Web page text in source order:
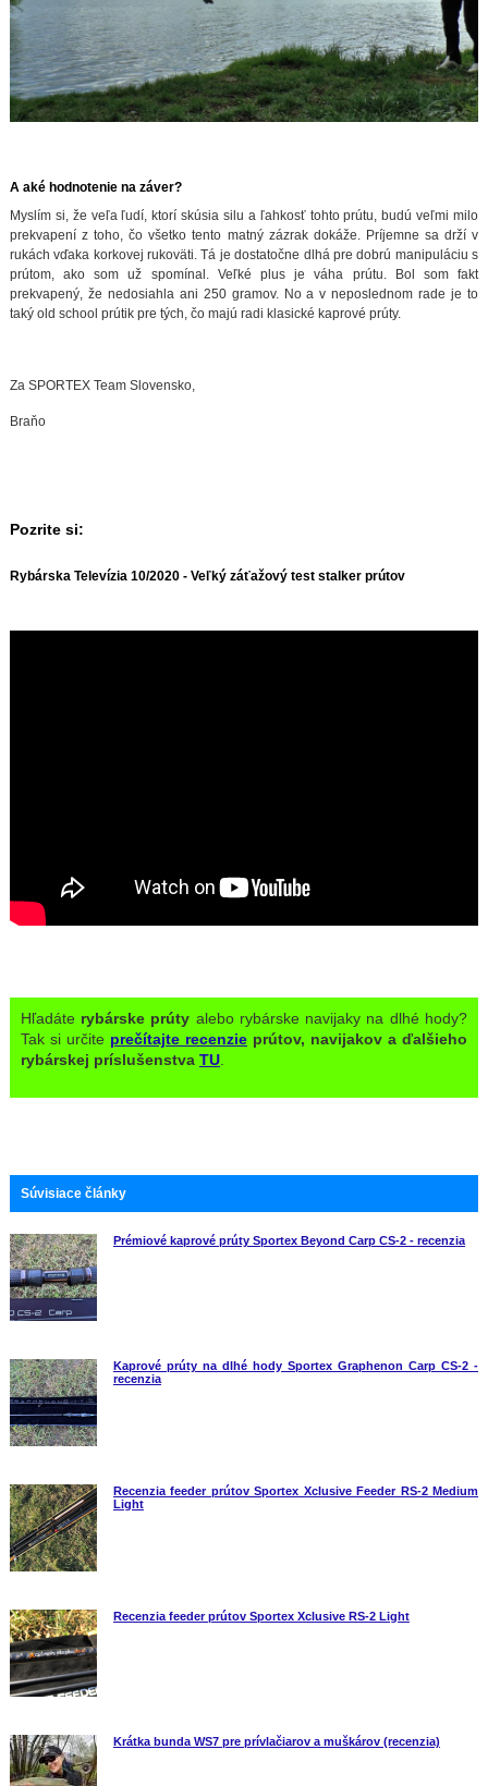
A aké hodnotenie na záver?
Myslím si, že veľa ľudí, ktorí skúsia silu a ľahkosť tohto prútu, budú veľmi milo
prekvapení z toho, čo všetko tento matný zázrak dokáže. Príjemne sa drží v
rukách vďaka korkovej rukoväti. Tá je dostatočne dlhá pre dobrú manipuláciu s
prútom, ako som už spomínal. Veľké plus je váha prútu. Bol som fakt
prekvapený, že nedosiahla ani 250 gramov. No a v neposlednom rade je to
taký old school prútik pre tých, čo majú radi klasické kaprové prúty.
Za SPORTEX Team Slovensko,
Braňo
Pozrite si:
Rybárska Televízia 10/2020 - Veľký záťažový test stalker prútov
Hľadáte rybárske prúty alebo rybárske navijaky na dlhé hody?
Tak si určite prečítajte recenzieprútov, navijakov a ďalšieho
rybárskej príslušenstva TU.
Súvisiace články
Prémiové kaprové prúty Sportex Beyond Carp CS-2 - recenzia
Kaprové prúty na dlhé hody Sportex Graphenon Carp CS-2 -
recenzia
Recenzia feeder prútov Sportex Xclusive Feeder RS-2 Medium
Light
Recenzia feeder prútov Sportex Xclusive RS-2 Light
Krátka bunda WS7 pre prívlačiarov a muškárov (recenzia)